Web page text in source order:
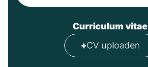
Curriculum vitae
+CV uploaden